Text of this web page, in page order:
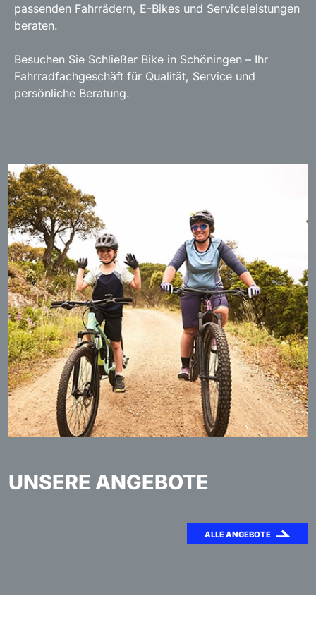
passenden Fahrrädern, E-Bikes und Serviceleistungen
beraten.
Besuchen Sie Schließer Bike in Schöningen – Ihr
Fahrradfachgeschäft für Qualität, Service und
persönliche Beratung.
UNSERE ANGEBOTE
ALLE ANGEBOTE